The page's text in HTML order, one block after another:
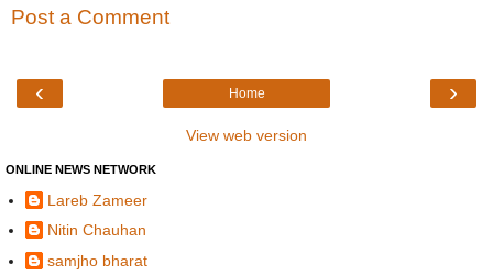
Post a Comment
‹ ›
Home
View web version
ONLINE NEWS NETWORK
Lareb Zameer
Nitin Chauhan
samjho bharat